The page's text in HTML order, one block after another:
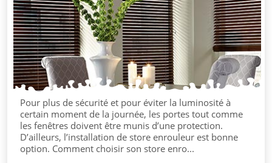
Pour plus de sécurité et pour éviter la luminosité à
certain moment de la journée, les portes tout comme
les fenêtres doivent être munis d’une protection.
D’ailleurs, l’installation de store enrouleur est bonne
option. Comment choisir son store enro...